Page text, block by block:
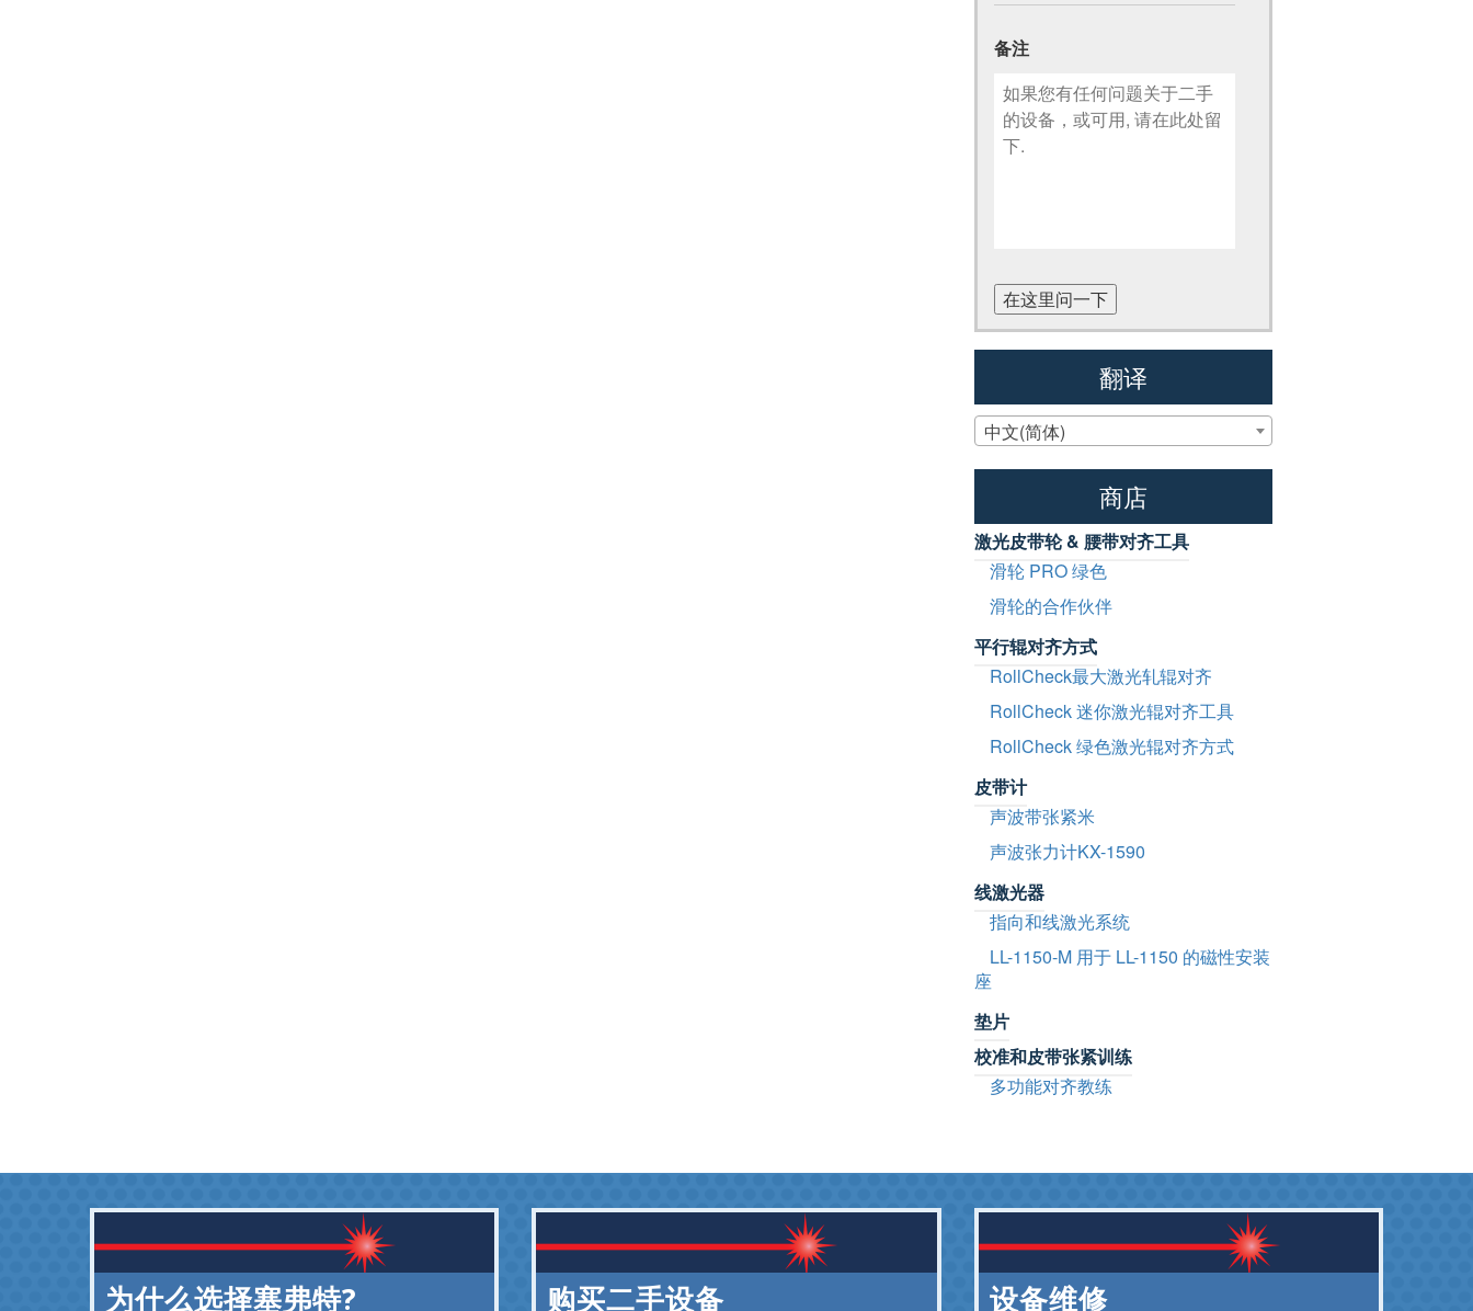
备注
在这里问一下
翻译
中文(简体)
商店
激光皮带轮 & 腰带对齐工具
滑轮 PRO 绿色
滑轮的合作伙伴
平行辊对齐方式
RollCheck最大激光轧辊对齐
RollCheck 迷你激光辊对齐工具
RollCheck 绿色激光辊对齐方式
皮带计
声波带张紧米
声波张力计KX-1590
线激光器
指向和线激光系统
LL-1150-M 用于 LL-1150 的磁性安装
座
垫片
校准和皮带张紧训练
多功能对齐教练
为什么选择塞弗特? 购买二手设备 设备维修